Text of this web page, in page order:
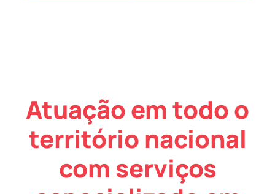
Atuação em todo o
território nacional
com serviços